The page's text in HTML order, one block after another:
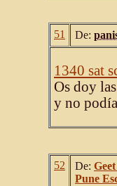
51 De:
1340 sat
Os doy
y no
52 De:
Pune